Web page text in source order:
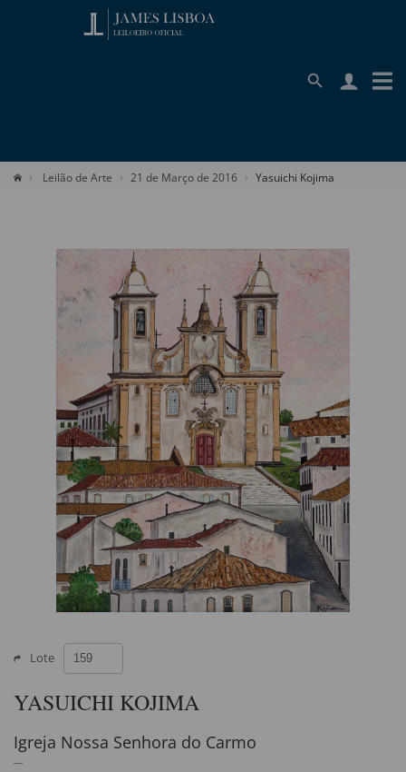
Leilão de Arte 21 de Março de 2016 Yasuichi Kojima
Lote
YASUICHI KOJIMA
Igreja Nossa Senhora do Carmo